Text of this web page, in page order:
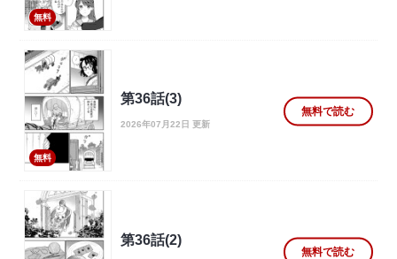
無料
無料
第36話(3)
2026年07月22日 更新
無料で読む
第36話(2)
無料で読む